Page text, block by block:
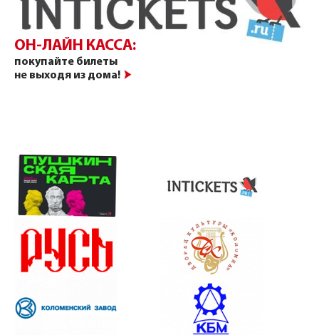
ОН-ЛАЙН КАССА:
покупайте билеты
не выходя из дома!